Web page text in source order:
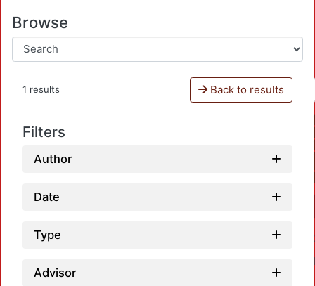
Browse
1 results Back to results
Filters
Author
Date
Type
Advisor